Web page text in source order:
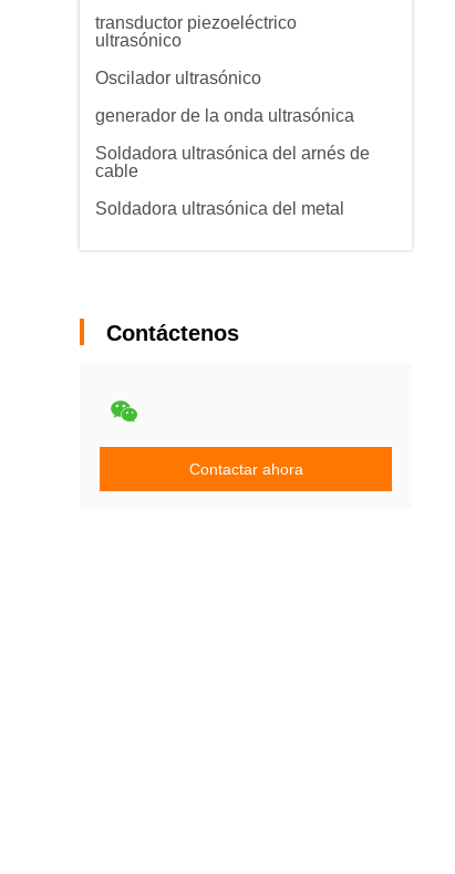
transductor piezoeléctrico
ultrasónico
Oscilador ultrasónico
generador de la onda ultrasónica
Soldadora ultrasónica del arnés de
cable
Soldadora ultrasónica del metal
Contáctenos
Contactar ahora